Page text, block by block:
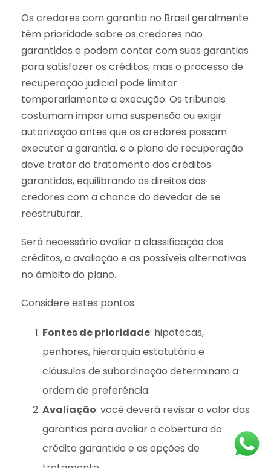
Os credores com garantia no Brasil geralmente
têm prioridade sobre os credores não
garantidos e podem contar com suas garantias
para satisfazer os créditos, mas o processo de
recuperação judicial pode limitar
temporariamente a execução. Os tribunais
costumam impor uma suspensão ou exigir
autorização antes que os credores possam
executar a garantia, e o plano de recuperação
deve tratar do tratamento dos créditos
garantidos, equilibrando os direitos dos
credores com a chance do devedor de se
reestruturar.
Será necessário avaliar a classificação dos
créditos, a avaliação e as possíveis alternativas
no âmbito do plano.
Considere estes pontos:
Fontes de prioridade: hipotecas,
penhores, hierarquia estatutária e
cláusulas de subordinação determinam a
ordem de preferência.
Avaliação: você deverá revisar o valor das
garantias para avaliar a cobertura do
crédito garantido e as opções de